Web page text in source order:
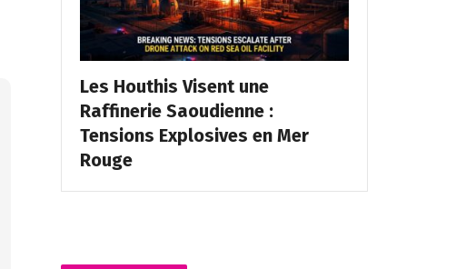
Les Houthis Visent une
Raffinerie Saoudienne :
Tensions Explosives en Mer
Rouge